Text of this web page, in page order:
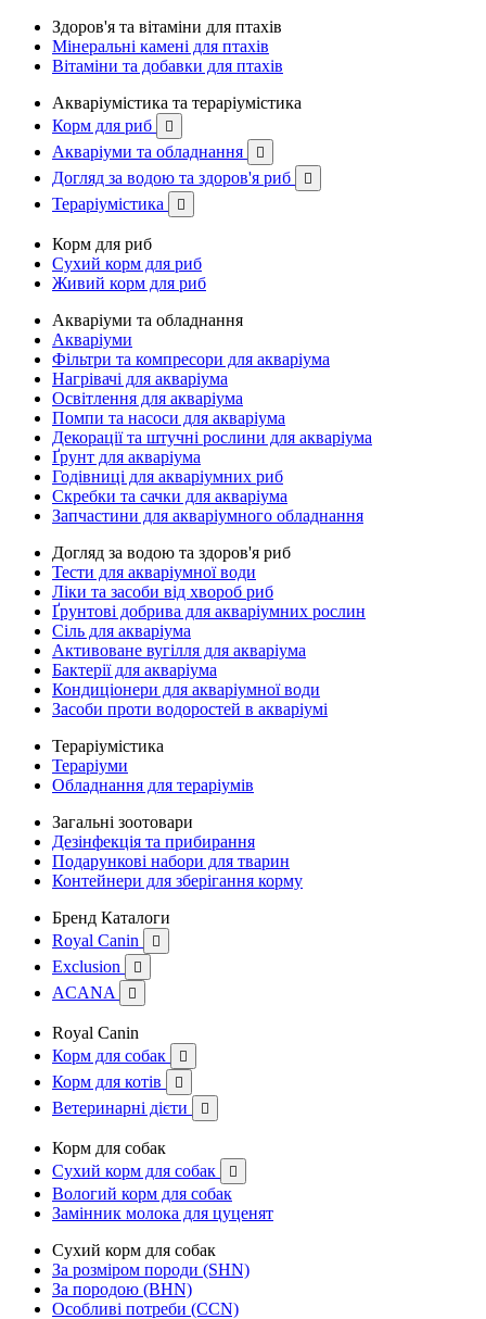
Здоров'я та вітаміни для птахів
Мінеральні камені для птахів
Вітаміни та добавки для птахів
Акваріумістика та тераріумістика
Корм для риб

Акваріуми та обладнання 
Догляд за водою та здоров'я риб 
Тераріумістика 
Корм для риб
Сухий корм для риб
Живий корм для риб
Акваріуми та обладнання
Акваріуми
Фільтри та компресори для акваріума
Нагрівачі для акваріума
Освітлення для акваріума
Помпи та насоси для акваріума
Декорації та штучні рослини для акваріума
Ґрунт для акваріума
Годівниці для акваріумних риб
Скребки та сачки для акваріума
Запчастини для акваріумного обладнання
Догляд за водою та здоров'я риб
Тести для акваріумної води
Ліки та засоби від хвороб риб
Ґрунтові добрива для акваріумних рослин
Сіль для акваріума
Активоване вугілля для акваріума
Бактерії для акваріума
Кондиціонери для акваріумної води
Засоби проти водоростей в акваріумі
Тераріумістика
Тераріуми
Обладнання для тераріумів
Загальні зоотовари
Дезінфекція та прибирання
Подарункові набори для тварин
Контейнери для зберігання корму
Бренд Каталоги
Royal Canin

Exclusion 
ACANA 
Royal Canin
Корм для собак

Корм для котів 
Ветеринарні дієти 
Корм для собак
Сухий корм для собак

Вологий корм для собак
Замінник молока для цуценят
Сухий корм для собак
За розміром породи (SHN)
За породою (BHN)
Особливі потреби (CCN)